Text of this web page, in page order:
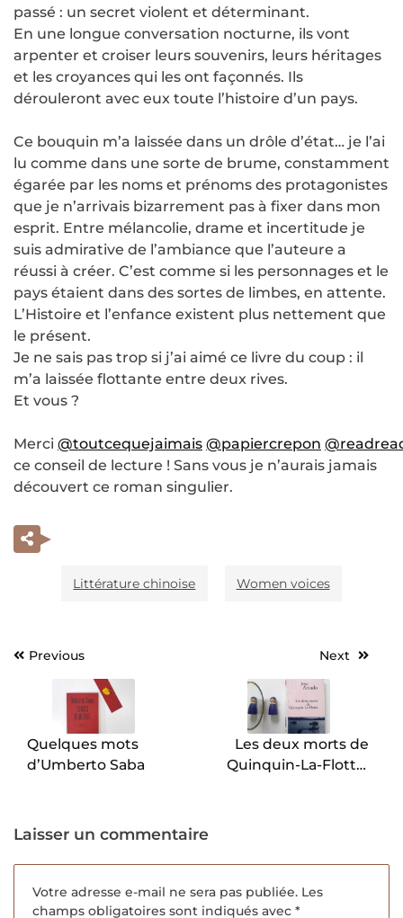
passé : un secret violent et déterminant.
En une longue conversation nocturne, ils vont
arpenter et croiser leurs souvenirs, leurs héritages
et les croyances qui les ont façonnés. Ils
dérouleront avec eux toute l’histoire d’un pays.
Ce bouquin m’a laissée dans un drôle d’état… je l’ai
lu comme dans une sorte de brume, constamment
égarée par les noms et prénoms des protagonistes
que je n’arrivais bizarrement pas à fixer dans mon
esprit. Entre mélancolie, drame et incertitude je
suis admirative de l’ambiance que l’auteure a
réussi à créer. C’est comme si les personnages et le
pays étaient dans des sortes de limbes, en attente.
L’Histoire et l’enfance existent plus nettement que
le présent.
Je ne sais pas trop si j’ai aimé ce livre du coup : il
m’a laissée flottante entre deux rives.
Et vous ?
Merci @toutcequejaimais @papiercrepon
ce conseil de lecture ! Sans vous je n’aurais jamais
découvert ce roman singulier.
Littérature chinoise Women voices
Navigation
l’article
Previous
Quelques mots
d’Umberto Saba
Next
Les deux morts de
Quinquin-La-Flotte,
Laisser un commentaire
Votre adresse e-mail ne sera pas publiée. Les
champs obligatoires sont indiqués avec *